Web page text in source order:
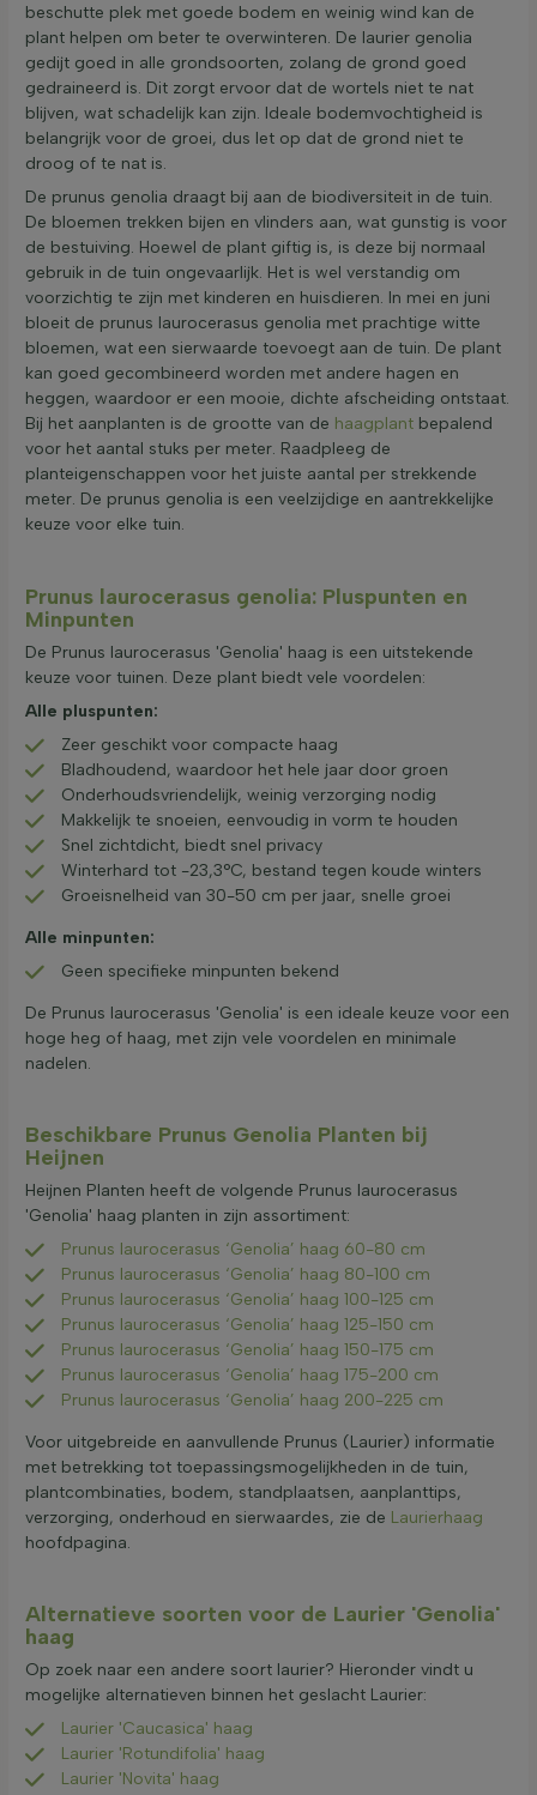
beschutte plek met goede bodem en weinig wind kan de
plant helpen om beter te overwinteren. De laurier genolia
gedijt goed in alle grondsoorten, zolang de grond goed
gedraineerd is. Dit zorgt ervoor dat de wortels niet te nat
blijven, wat schadelijk kan zijn. Ideale bodemvochtigheid is
belangrijk voor de groei, dus let op dat de grond niet te
droog of te nat is.
De prunus genolia draagt bij aan de biodiversiteit in de tuin.
De bloemen trekken bijen en vlinders aan, wat gunstig is voor
de bestuiving. Hoewel de plant giftig is, is deze bij normaal
gebruik in de tuin ongevaarlijk. Het is wel verstandig om
voorzichtig te zijn met kinderen en huisdieren. In mei en juni
bloeit de prunus laurocerasus genolia met prachtige witte
bloemen, wat een sierwaarde toevoegt aan de tuin. De plant
kan goed gecombineerd worden met andere hagen en
heggen, waardoor er een mooie, dichte afscheiding ontstaat.
Bij het aanplanten is de grootte van de haagplant bepalend
voor het aantal stuks per meter. Raadpleeg de
planteigenschappen voor het juiste aantal per strekkende
meter. De prunus genolia is een veelzijdige en aantrekkelijke
keuze voor elke tuin.
Prunus laurocerasus genolia: Pluspunten en
Minpunten
De Prunus laurocerasus 'Genolia' haag is een uitstekende
keuze voor tuinen. Deze plant biedt vele voordelen:
Alle pluspunten:
Zeer geschikt voor compacte haag
Bladhoudend, waardoor het hele jaar door groen
Onderhoudsvriendelijk, weinig verzorging nodig
Makkelijk te snoeien, eenvoudig in vorm te houden
Snel zichtdicht, biedt snel privacy
Winterhard tot -23,3°C, bestand tegen koude winters
Groeisnelheid van 30-50 cm per jaar, snelle groei
Alle minpunten:
Geen specifieke minpunten bekend
De Prunus laurocerasus 'Genolia' is een ideale keuze voor een
hoge heg of haag, met zijn vele voordelen en minimale
nadelen.
Beschikbare Prunus Genolia Planten bij
Heijnen
Heijnen Planten heeft de volgende Prunus laurocerasus
'Genolia' haag planten in zijn assortiment:
Prunus laurocerasus ‘Genolia’ haag 60-80 cm
Prunus laurocerasus ‘Genolia’ haag 80-100 cm
Prunus laurocerasus ‘Genolia’ haag 100-125 cm
Prunus laurocerasus ‘Genolia’ haag 125-150 cm
Prunus laurocerasus ‘Genolia’ haag 150-175 cm
Prunus laurocerasus ‘Genolia’ haag 175-200 cm
Prunus laurocerasus ‘Genolia’ haag 200-225 cm
Voor uitgebreide en aanvullende Prunus (Laurier) informatie
met betrekking tot toepassingsmogelijkheden in de tuin,
plantcombinaties, bodem, standplaatsen, aanplanttips,
verzorging, onderhoud en sierwaardes, zie de Laurierhaag
hoofdpagina.
Alternatieve soorten voor de Laurier 'Genolia'
haag
Op zoek naar een andere soort laurier? Hieronder vindt u
mogelijke alternatieven binnen het geslacht Laurier:
Laurier 'Caucasica' haag
Laurier 'Rotundifolia' haag
Laurier 'Novita' haag